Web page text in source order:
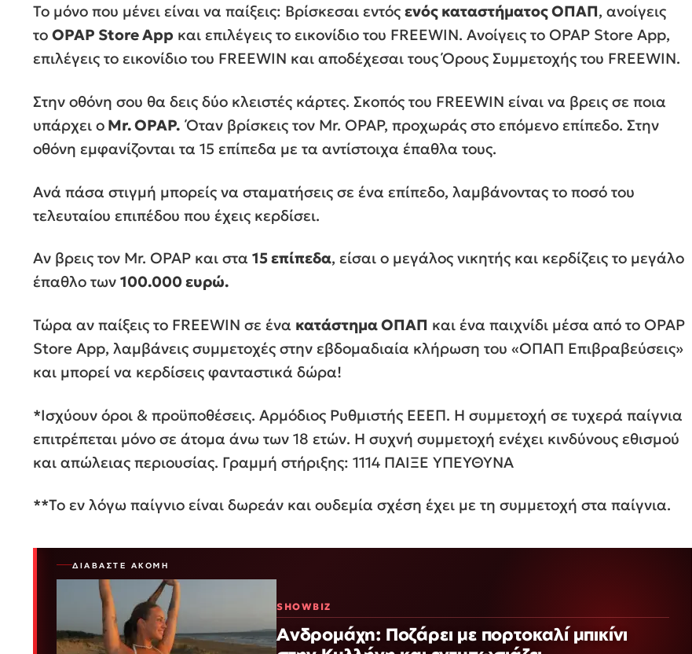
Το μόνο που μένει είναι να παίξεις: Βρίσκεσαι εντός ενός καταστήματος ΟΠΑΠ, ανοίγεις
το OPAP Store App και επιλέγεις το εικονίδιο του FREEWIN. Ανοίγεις το OPAP Store App,
επιλέγεις το εικονίδιο του FREEWIN και αποδέχεσαι τους Όρους Συμμετοχής του FREEWIN.
Στην οθόνη σου θα δεις δύο κλειστές κάρτες. Σκοπός του FREEWIN είναι να βρεις σε ποια
υπάρχει ο Mr. OPAP.Όταν βρίσκεις τον Mr. OPAP, προχωράς στο επόμενο επίπεδο. Στην
οθόνη εμφανίζονται τα 15 επίπεδα με τα αντίστοιχα έπαθλα τους.
Ανά πάσα στιγμή μπορείς να σταματήσεις σε ένα επίπεδο, λαμβάνοντας το ποσό του
τελευταίου επιπέδου που έχεις κερδίσει.
Αν βρεις τον Mr. OPAP και στα 15 επίπεδα, είσαι ο μεγάλος νικητής και κερδίζεις το μεγάλο
έπαθλο των 100.000 ευρώ.
Τώρα αν παίξεις το FREEWIN σε ένα κατάστημα ΟΠΑΠ και ένα παιχνίδι μέσα από το OPAP
Store App, λαμβάνεις συμμετοχές στην εβδομαδιαία κλήρωση του «ΟΠΑΠ Επιβραβεύσεις»
και μπορεί να κερδίσεις φανταστικά δώρα!
*Ισχύουν όροι & προϋποθέσεις. Αρμόδιος Ρυθμιστής ΕΕΕΠ. Η συμμετοχή σε τυχερά παίγνια
επιτρέπεται μόνο σε άτομα άνω των 18 ετών. Η συχνή συμμετοχή ενέχει κινδύνους εθισμού
και απώλειας περιουσίας. Γραμμή στήριξης: 1114 ΠΑΙΞΕ ΥΠΕΥΘΥΝΑ
**Το εν λόγω παίγνιο είναι δωρεάν και ουδεμία σχέση έχει με τη συμμετοχή στα παίγνια.
ΔΙΑΒΆΣΤΕ ΑΚΌΜΗ
SHOWBIZ
Ανδρομάχη: Ποζάρει με πορτοκαλί μπικίνι